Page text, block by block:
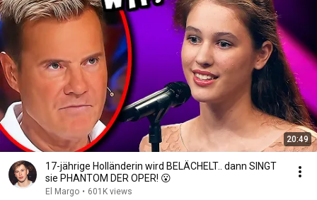
20:49
17-jährige Holländerin wird BELÄCHELT.. dann SINGT
sie PHANTOM DER OPER! 😮
El Margo • 601K views